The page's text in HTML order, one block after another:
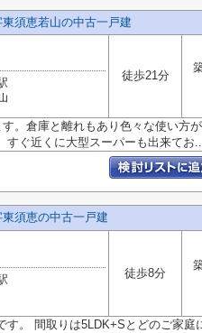
須恵若山の中古一戸建
徒歩21分
。倉庫と離れもあり色々な使い方
すぐ近くに大型スーパーも出来てお
須恵の中古一戸建
徒歩8分
す。 間取りは5LDK+Sとどのご家庭